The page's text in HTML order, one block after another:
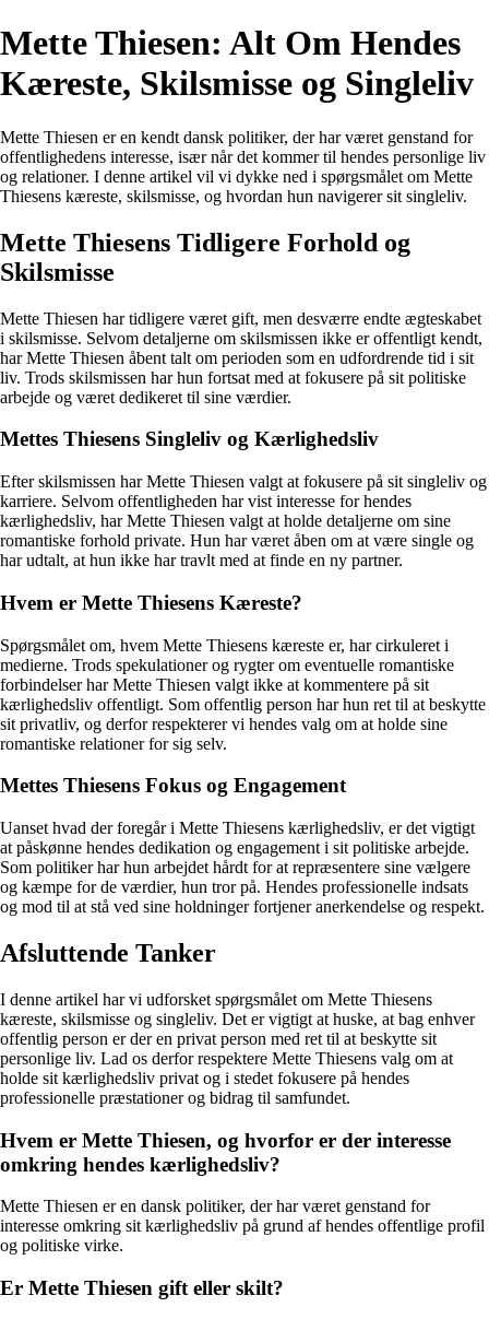
Mette Thiesen: Alt Om Hendes
Kæreste, Skilsmisse og Singleliv
Mette Thiesen er en kendt dansk politiker, der har været genstand for
offentlighedens interesse, især når det kommer til hendes personlige liv
og relationer. I denne artikel vil vi dykke ned i spørgsmålet om Mette
Thiesens kæreste, skilsmisse, og hvordan hun navigerer sit singleliv.
Mette Thiesens Tidligere Forhold og
Skilsmisse
Mette Thiesen har tidligere været gift, men desværre endte ægteskabet
i skilsmisse. Selvom detaljerne om skilsmissen ikke er offentligt kendt,
har Mette Thiesen åbent talt om perioden som en udfordrende tid i sit
liv. Trods skilsmissen har hun fortsat med at fokusere på sit politiske
arbejde og været dedikeret til sine værdier.
Mettes Thiesens Singleliv og Kærlighedsliv
Efter skilsmissen har Mette Thiesen valgt at fokusere på sit singleliv og
karriere. Selvom offentligheden har vist interesse for hendes
kærlighedsliv, har Mette Thiesen valgt at holde detaljerne om sine
romantiske forhold private. Hun har været åben om at være single og
har udtalt, at hun ikke har travlt med at finde en ny partner.
Hvem er Mette Thiesens Kæreste?
Spørgsmålet om, hvem Mette Thiesens kæreste er, har cirkuleret i
medierne. Trods spekulationer og rygter om eventuelle romantiske
forbindelser har Mette Thiesen valgt ikke at kommentere på sit
kærlighedsliv offentligt. Som offentlig person har hun ret til at beskytte
sit privatliv, og derfor respekterer vi hendes valg om at holde sine
romantiske relationer for sig selv.
Mettes Thiesens Fokus og Engagement
Uanset hvad der foregår i Mette Thiesens kærlighedsliv, er det vigtigt
at påskønne hendes dedikation og engagement i sit politiske arbejde.
Som politiker har hun arbejdet hårdt for at repræsentere sine vælgere
og kæmpe for de værdier, hun tror på. Hendes professionelle indsats
og mod til at stå ved sine holdninger fortjener anerkendelse og respekt.
Afsluttende Tanker
I denne artikel har vi udforsket spørgsmålet om Mette Thiesens
kæreste, skilsmisse og singleliv. Det er vigtigt at huske, at bag enhver
offentlig person er der en privat person med ret til at beskytte sit
personlige liv. Lad os derfor respektere Mette Thiesens valg om at
holde sit kærlighedsliv privat og i stedet fokusere på hendes
professionelle præstationer og bidrag til samfundet.
Hvem er Mette Thiesen, og hvorfor er der interesse
omkring hendes kærlighedsliv?
Mette Thiesen er en dansk politiker, der har været genstand for
interesse omkring sit kærlighedsliv på grund af hendes offentlige profil
og politiske virke.
Er Mette Thiesen gift eller skilt?